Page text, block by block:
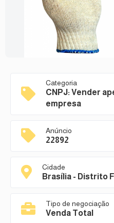
Categoria
CNPJ: Vender
empresa
Anúncio
22892
Cidade
Brasília - Distrito
Tipo de negociação
Venda Total